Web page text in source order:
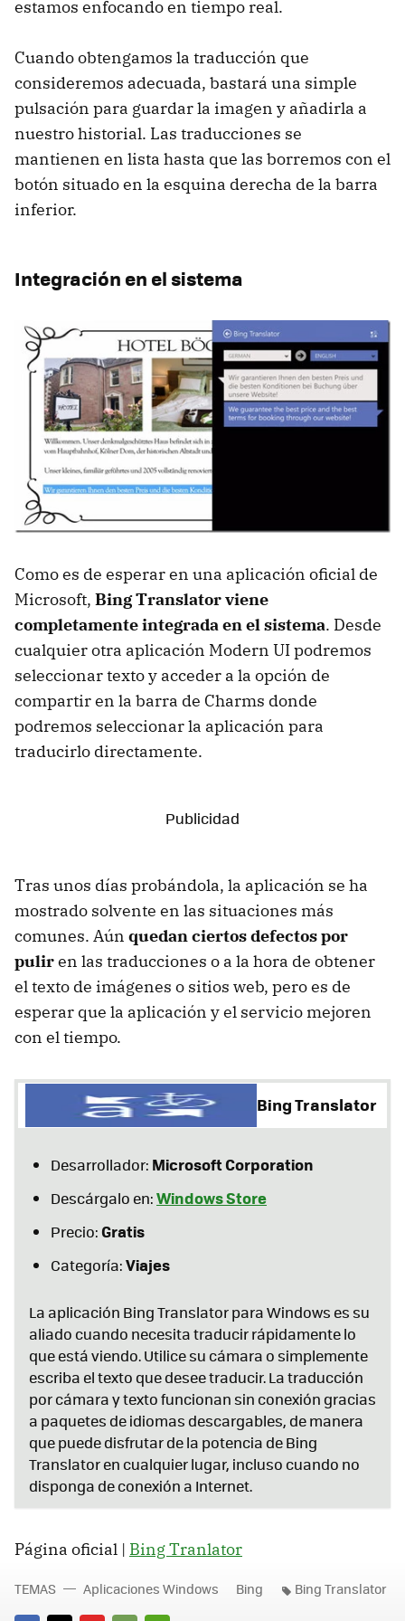
estamos enfocando en tiempo real.
Cuando obtengamos la traducción que
consideremos adecuada, bastará una simple
pulsación para guardar la imagen y añadirla a
nuestro historial. Las traducciones se
mantienen en lista hasta que las borremos con el
botón situado en la esquina derecha de la barra
inferior.
Integración en el sistema
Como es de esperar en una aplicación oficial de
Microsoft, Bing Translator viene
completamente integrada en el sistema. Desde
cualquier otra aplicación Modern UI podremos
seleccionar texto y acceder a la opción de
compartir en la barra de Charms donde
podremos seleccionar la aplicación para
traducirlo directamente.
Tras unos días probándola, la aplicación se ha
mostrado solvente en las situaciones más
comunes. Aún quedan ciertos defectos por
puliren las traducciones o a la hora de obtener
el texto de imágenes o sitios web, pero es de
esperar que la aplicación y el servicio mejoren
con el tiempo.
Bing Translator
Desarrollador: Microsoft Corporation
Descárgalo en:Windows Store
Precio:Gratis
Categoría:Viajes
La aplicación Bing Translator para Windows es su
aliado cuando necesita traducir rápidamente lo
que está viendo. Utilice su cámara o simplemente
escriba el texto que desee traducir. La traducción
por cámara y texto funcionan sin conexión gracias
a paquetes de idiomas descargables, de manera
que puede disfrutar de la potencia de Bing
Translator en cualquier lugar, incluso cuando no
disponga de conexión a Internet.
Página oficial | Bing Tranlator
TEMAS Aplicaciones Windows Bing Bing Translator